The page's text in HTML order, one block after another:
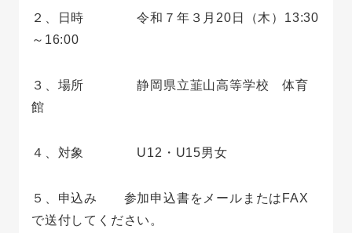
２、日時 令和７年３月20日（木）13:30
～16:00
３、場所 静岡県立韮山高等学校 体育
館
４、対象 U12・U15男女
５、申込み 参加申込書をメールまたはFAX
で送付してください。